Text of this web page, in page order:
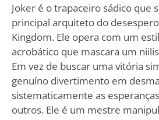
Joker é o trapaceiro sádico que
principal arquiteto do
Kingdom. Ele opera com um
acrobático que mascara um
Em vez de buscar uma vitória
genuíno divertimento em
sistematicamente as
outros. Ele é um mestre